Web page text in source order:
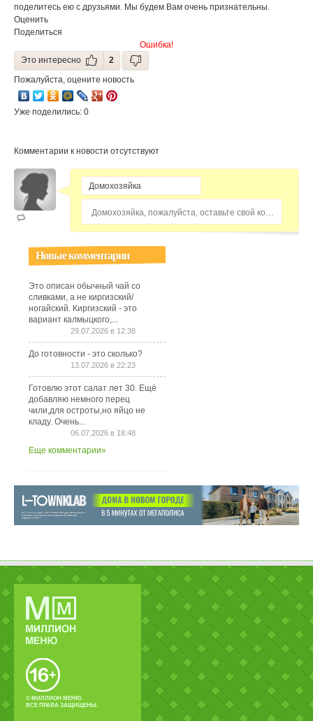
поделитесь ею с друзьями. Мы будем Вам очень признательны.
Оценить
Поделиться
Ошибка!
Это интересно
2
Пожалуйста, оцените новость
Уже поделились: 0
Комментарии к новости отсутствуют
Домохозяйка, пожалуйста, оставьте свой комментарий...
Новые комментарии
Это описан обычный чай со
сливками, а не киргизский/
ногайский. Киргизский - это
вариант калмыцкого,...
29.07.2026 в 12:38
До готовности - это сколько?
13.07.2026 в 22:23
Готовлю этот салат лет 30. Ещё
добавляю немного перец
чили,для остроты,но яйцо не
кладу. Очень...
06.07.2026 в 18:48
Еще комментарии»
© МИЛЛИОН МЕНЮ.
ВСЕ ПРАВА ЗАЩИЩЕНЫ.